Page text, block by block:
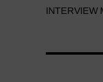
INTERVIEW